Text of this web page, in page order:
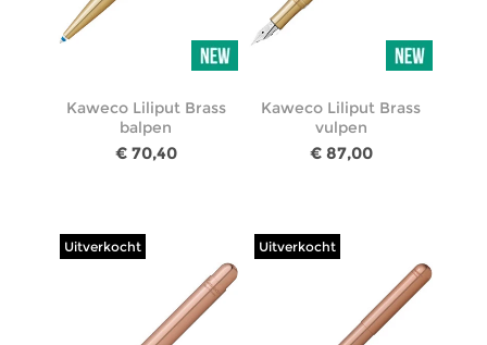
Kaweco Liliput Brass
balpen
€ 70,40
Kaweco Liliput Brass
vulpen
€ 87,00
Uitverkocht Uitverkocht